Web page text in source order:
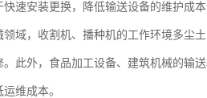
快速安装更换，降低输送设备的维护成
领域，收割机、播种机的工作环境多尘
。此外，食品加工设备、建筑机械的输
维成本。